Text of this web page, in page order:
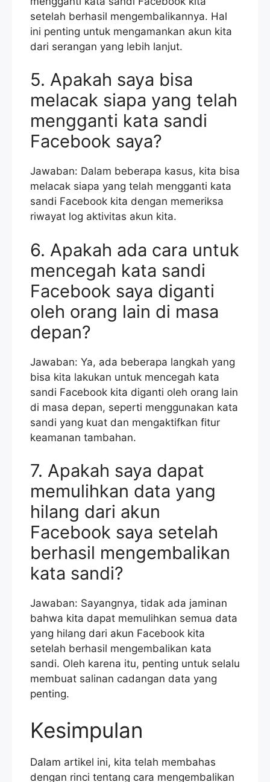
setelah berhasil mengembalikannya. Hal
ini penting untuk mengamankan akun kita
dari serangan yang lebih lanjut.
5. Apakah saya bisa
melacak siapa yang telah
mengganti kata sandi
Facebook saya?
Jawaban: Dalam beberapa kasus, kita bisa
melacak siapa yang telah mengganti kata
sandi Facebook kita dengan memeriksa
riwayat log aktivitas akun kita.
6. Apakah ada cara untuk
mencegah kata sandi
Facebook saya diganti
oleh orang lain di masa
depan?
Jawaban: Ya, ada beberapa langkah yang
bisa kita lakukan untuk mencegah kata
sandi Facebook kita diganti oleh orang lain
di masa depan, seperti menggunakan kata
sandi yang kuat dan mengaktifkan fitur
keamanan tambahan.
7. Apakah saya dapat
memulihkan data yang
hilang dari akun
Facebook saya setelah
berhasil mengembalikan
kata sandi?
Jawaban: Sayangnya, tidak ada jaminan
bahwa kita dapat memulihkan semua data
yang hilang dari akun Facebook kita
setelah berhasil mengembalikan kata
sandi. Oleh karena itu, penting untuk selalu
membuat salinan cadangan data yang
penting.
Kesimpulan
Dalam artikel ini, kita telah membahas
dengan rinci tentang cara mengembalikan